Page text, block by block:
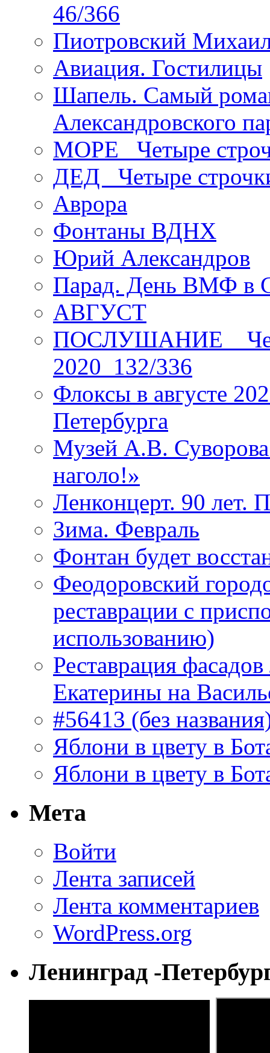
46/366
Пиотровский
Авиация. Гостилицы
Шапель. Самый
Александровского
МОРЕ _Четыре
ДЕД _Четыре
Аврора
Фонтаны ВДНХ
Юрий Александров
Парад. День ВМФ в
АВГУСТ
ПОСЛУШАНИЕ _
2020_132/336
Флоксы в августе
Петербурга
Музей А.В.
наголо!»
Ленконцерт. 90 лет.
Зима. Февраль
Фонтан будет
Феодоровский
реставрации с
использованию)
Реставрация
Екатерины на
#56413 (без
Яблони в цвету в
Яблони в цвету в
Мета
Войти
Лента записей
Лента комментариев
WordPress.org
Ленинград -